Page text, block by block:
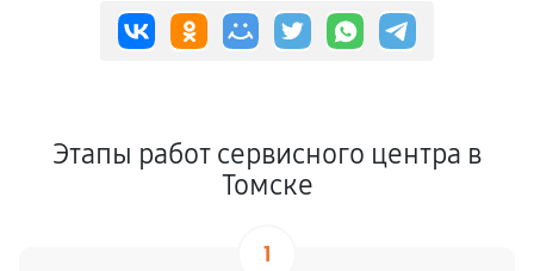
Этапы работ сервисного центра в
Томске
1